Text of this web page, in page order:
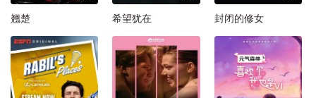
翘楚 希望犹在 封闭的修女